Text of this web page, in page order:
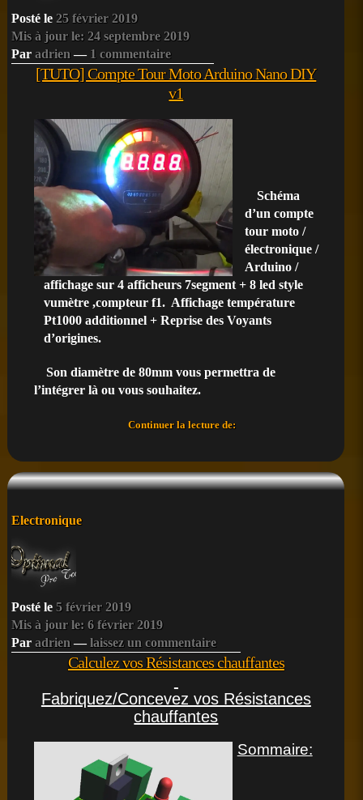
Posté le 25 février 2019
Mis à jour le: 24 septembre 2019
Paradrien — 1 commentaire
[TUTO] Compte Tour Moto Arduino Nano DIY
v1
Schéma
d’un compte
tour moto /
électronique /
Arduino /
affichage sur 4 afficheurs 7segment + 8 led style
vumètre ,compteur f1. Affichage température
Pt1000 additionnel + Reprise des Voyants
d’origines.
Son diamètre de 80mm vous permettra de
l’intégrer là ou vous souhaitez.
Continuer la lecture de:
Moto
Arduino
Posté
Electronique
Posté le 5 février 2019
Mis à jour le: 6 février 2019
Paradrien —laissez un commentaire
Calculez vos Résistances chauffantes
Fabriquez/Concevez vos Résistances
chauffantes
Sommaire: